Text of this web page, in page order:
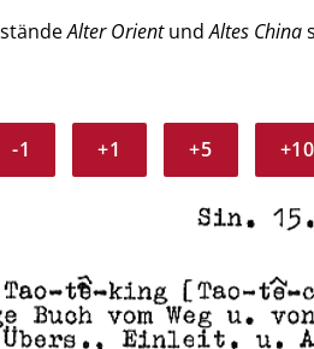
Alter OrientundAltes China
-1 +1 +5